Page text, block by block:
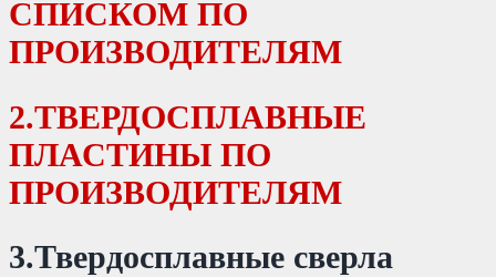
СПИСКОМ ПО
ПРОИЗВОДИТЕЛЯМ
2.ТВЕРДОСПЛАВНЫЕ
ПЛАСТИНЫ ПО
ПРОИЗВОДИТЕЛЯМ
3.Твердосплавные сверла